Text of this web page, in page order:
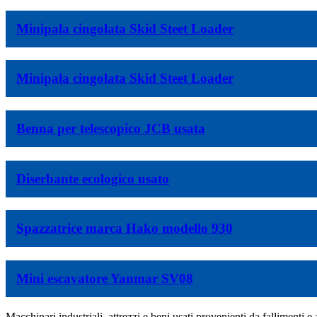
Minipala cingolata Skid Steet Loader
Minipala cingolata Skid Steet Loader
Benna per telescopico JCB usata
Diserbante ecologico usato
Spazzatrice marca Hako modello 930
Mini escavatore Yanmar SV08